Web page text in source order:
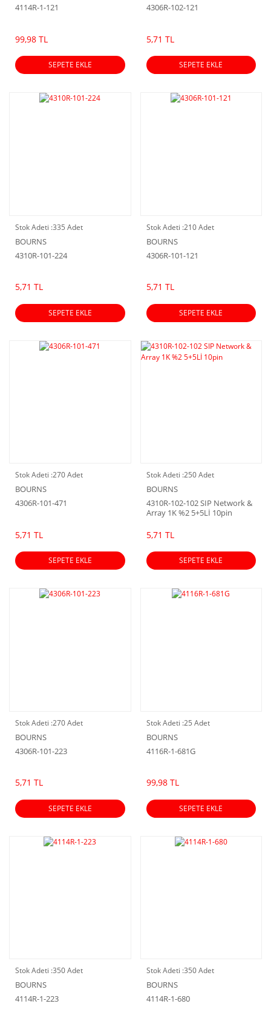
4114R-1-121
99,98 TL
SEPETE EKLE
4306R-102-121
5,71 TL
SEPETE EKLE
Stok Adeti :335 Adet
BOURNS
4310R-101-224
5,71 TL
SEPETE EKLE
Stok Adeti :210 Adet
BOURNS
4306R-101-121
5,71 TL
SEPETE EKLE
Stok Adeti :270 Adet
BOURNS
4306R-101-471
5,71 TL
SEPETE EKLE
Stok Adeti :250 Adet
BOURNS
4310R-102-102 SIP Network &
Array 1K %2 5+5Lİ 10pin
5,71 TL
SEPETE EKLE
Stok Adeti :270 Adet
BOURNS
4306R-101-223
5,71 TL
SEPETE EKLE
Stok Adeti :25 Adet
BOURNS
4116R-1-681G
99,98 TL
SEPETE EKLE
Stok Adeti :350 Adet
BOURNS
4114R-1-223
Stok Adeti :350 Adet
BOURNS
4114R-1-680